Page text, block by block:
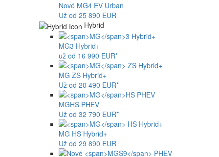
Nové MG4 EV Urban
Už od 25 890 EUR
Hybrid
MG3 Hybrid+
už od 16 990 EUR*
MG ZS Hybrid+
Už od 20 490 EUR*
MGHS PHEV
Už od 32 790 EUR*
MG HS Hybrid+
Už od 29 890 EUR